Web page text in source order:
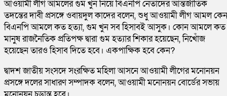
আওয়ামী লীগ আমলের গুম খুন নিয়ে বিএনপি নেতাদের আন্তর্জাতিক
তদন্তের দাবী প্রসঙ্গে ওবায়দুল কাদের বলেন, শুধু আওয়ামী লীগ আমল
বিএনপি আমলে কত হত্যা, গুম খুন সব হিসাবই আসুক। কোন আমলে কত
মানুষ রাজনৈতিক প্রতিপক্ষ দ্বারা গুম হত্যার শিকার হয়েছেন, নিখোঁজ
হয়েছেন তারও হিসাব দিতে হবে। একপাক্ষিক হবে কেন?
দ্বাদশ জাতীয় সংসদে সংরক্ষিত মহিলা আসনে আওয়ামী লীগের মনোনয়ন
প্রসঙ্গে দলের সাধারণ সম্পাদক বলেন, আওয়ামী মনোনয়ন বোর্ডের সভায়